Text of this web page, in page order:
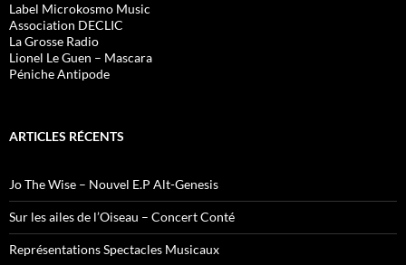
Label Microkosmo Music
Association DECLIC
La Grosse Radio
Lionel Le Guen – Mascara
Péniche Antipode
ARTICLES RÉCENTS
Jo The Wise – Nouvel E.P Alt-Genesis
Sur les ailes de l’Oiseau – Concert Conté
Représentations Spectacles Musicaux